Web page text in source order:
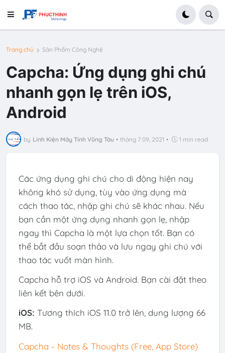
Trang chủ Sản Phẩm Công Nghệ
Capcha: Ứng dụng ghi chú
nhanh gọn lẹ trên iOS,
Android
by Linh Kiện Máy Tính Vũng Tàu • tháng 7 09, 2021 • 1 min read
Các ứng dụng ghi chú cho di động hiện nay
không khó sử dụng, tùy vào ứng dụng mà
cách thao tác, nhập ghi chú sẽ khác nhau. Nếu
bạn cần một ứng dụng nhanh gọn lẹ, nhập
ngay thì Capcha là một lựa chọn tốt. Bạn có
thể bắt đầu soạn thảo và lưu ngay ghi chú với
thao tác vuốt màn hình.
Capcha hỗ trợ iOS và Android. Bạn cài đặt theo
liên kết bên dưới.
iOS: Tương thích iOS 11.0 trở lên, dung lượng 66
MB.
‎Capcha - Notes & Thoughts (Free, App Store)